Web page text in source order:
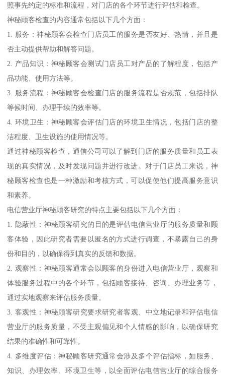
照事先约定的标准和流程，对门店的各个环节进行评估和检查。
神秘顾客检查的内容通常包括以下几个方面：
1. 服务：神秘顾客会检查门店员工的服务是否友好、热情，并且是
否主动提供帮助和解答问题。
2. 产品知识：神秘顾客会测试门店员工对产品的了解程度，包括产
品功能、使用方法等。
3. 服务流程：神秘顾客会检查门店的服务流程是否规范，包括排队
等候时间、办理手续的效率等。
4. 环境卫生：神秘顾客会评估门店的环境卫生情况，包括门店的整
洁程度、卫生设施的使用情况等。
通过神秘顾客检查，通信公司可以了解到门店的服务质量和员工表
现的真实情况，及时发现问题并进行改进。对于门店员工来说，神
秘顾客检查也是一种激励和考核方式，可以促使他们提高服务意识
和素养。
电信营业厅神秘顾客研究的特点主要包括以下几个方面：
1. 隐蔽性：神秘顾客研究的目的是评估电信营业厅的服务质量和顾
客体验，因此研究者需要以匿名的方式进行调查，不暴露自己的身
份和目的，以确保得到真实的反馈和数据。
2. 观察性：神秘顾客通常会以顾客的身份进入电信营业厅，观察和
体验服务过程中的各个环节，包括顾客接待、咨询、办理业务等，
通过实地观察来评估服务质量。
3. 客观性：神秘顾客研究要求研究者客观、中立地记录和评估电信
营业厅的服务质量，不受主观偏见和个人情感的影响，以确保研究
结果的准确性和可靠性。
4. 多维度评估：神秘顾客研究通常会涉及多个评估指标，如服务、
知识、办理效率、环境卫生等，以全面评估电信营业厅的综合服务